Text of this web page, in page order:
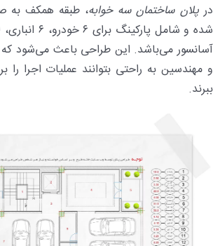
در پلان ساختمان سه خوابه، طبقه همکف به
شده و شامل
آسانسور می‌باشد. این طراحی باعث می‌شود که
و مهندسین به راحتی بتوانند عملیات اجرا
ببرند.